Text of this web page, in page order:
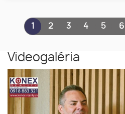
1 2 3 4 5 6
Videogaléria